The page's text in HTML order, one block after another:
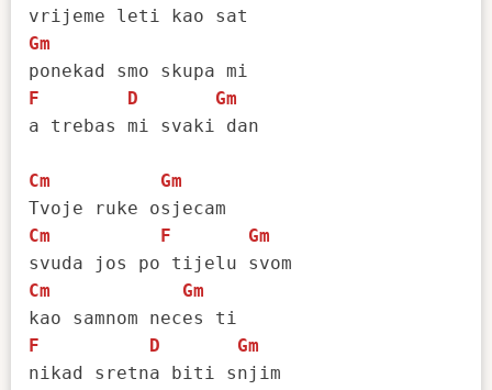
Gm
F
D
Gm
a trebas mi svaki dan
Cm
Gm
Cm
F
Gm
Cm
Gm
F
D
Gm
nikad sretna biti snjim